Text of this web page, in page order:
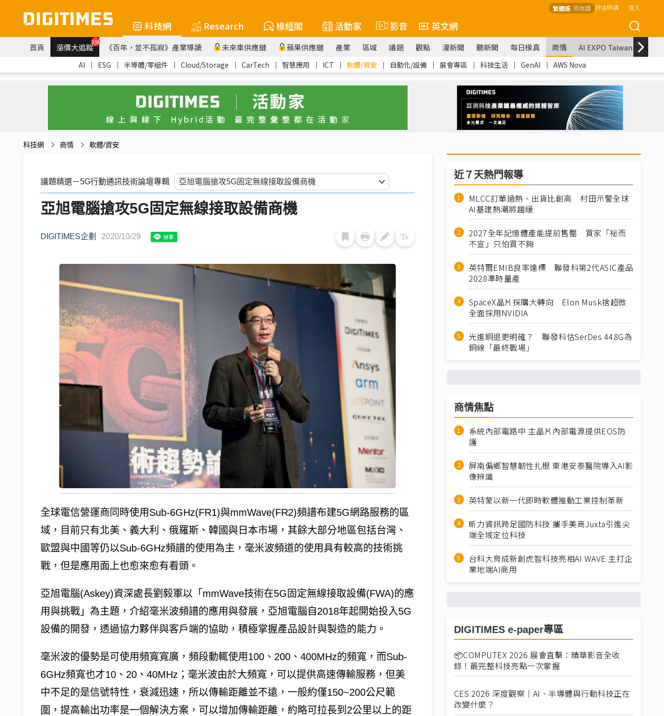
繁體版 简体版 評估申請 登入
科技網 Research 椽經閣 活動家 影音 英文網
首頁 漲價大追蹤259 《百年，並不孤寂》產業導讀 未來車供應鏈 蘋果供應鏈 產業 區域 議題 觀點 漫新聞 聽新聞 每日椽真 商情 AI EXPO Taiwan
AI ｜ ESG ｜ 半導體/零組件 ｜ Cloud/Storage ｜ CarTech ｜ 智慧應用 ｜ ICT ｜ 軟體/資安 ｜ 自動化/設備 ｜ 展會專區 ｜ 科技生活 ｜ GenAI ｜ AWS Nova
科技網 商情 軟體/資安
議題精選－5G行動通訊技術論壇專輯
亞旭電腦搶攻5G固定無線接取設備商機
DIGITIMES企劃 2020/10/29
全球電信營運商同時使用Sub-6GHz(FR1)與mmWave(FR2)頻譜布建5G網路服務的區
域，目前只有北美、義大利、俄羅斯、韓國與日本市場，其餘大部分地區包括台灣、
歐盟與中國等仍以Sub-6GHz頻譜的使用為主，毫米波頻道的使用具有較高的技術挑
戰，但是應用面上也愈來愈有看頭。
亞旭電腦(Askey)資深處長劉毅軍以「mmWave技術在5G固定無線接取設備(FWA)的應
用與挑戰」為主題，介紹毫米波頻譜的應用與發展，亞旭電腦自2018年起開始投入5G
設備的開發，透過協力夥伴與客戶端的協助，積極掌握產品設計與製造的能力。
毫米波的優勢是可使用頻寬寬廣，頻段動輒使用100、200、400MHz的頻寬，而Sub-
6GHz頻寬也才10、20、40MHz；毫米波由於大頻寬，可以提供高速傳輸服務，但美
中不足的是信號特性，衰減迅速，所以傳輸距離並不遠，一般約僅150~200公尺範
圍，提高輸出功率是一個解決方案，可以增加傳輸距離，約略可拉長到2公里以上的距
近７天熱門報導
MLCC訂單過熱、出貨比創高 村田示警全球
AI基建熱潮將趨緩
2027全年記憶體產能提前售罄 買家「祕而
不宣」只怕買不夠
英特爾EMIB良率達標 聯發科第2代ASIC產品
2028準時量產
SpaceX晶片採購大轉向 Elon Musk捨超微
全面採用NVIDIA
光進銅退更明確？ 聯發科估SerDes 448G為
銅線「最終戰場」
商情焦點
系統內部電路中 主晶片內部電源提供EOS防
護
屏南偏鄉智慧韌性扎根 東港安泰醫院導入AI影
像辨識
英特蒙以新一代即時軟體推動工業控制革新
昕力資訊跨足國防科技 攜手美商Juxta引進尖
端全域定位科技
台科大育成新創虎智科技亮相AI WAVE 主打企
業地端AI商用
DIGITIMES e-paper專區
📦COMPUTEX 2026 展會直擊：精華影音全收
錄！最完整科技亮點一次掌握
CES 2026 深度觀察｜AI、半導體與行動科技正在
改變什麼？